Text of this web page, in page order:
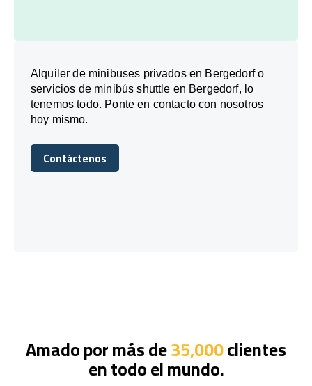
Alquiler de minibuses privados en Bergedorf o
servicios de minibús shuttle en Bergedorf, lo
tenemos todo. Ponte en contacto con nosotros
hoy mismo.
Contáctenos
Contáctenos
Amado por más de35,000clientes
en todo el mundo.